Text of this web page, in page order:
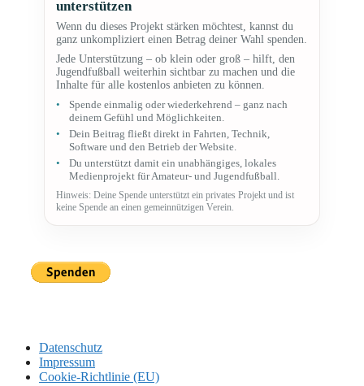
unterstützen
Wenn du dieses Projekt stärken möchtest, kannst du
ganz unkompliziert einen Betrag deiner Wahl spenden.
Jede Unterstützung – ob klein oder groß – hilft, den
Jugendfußball weiterhin sichtbar zu machen und die
Inhalte für alle kostenlos anbieten zu können.
Spende einmalig oder wiederkehrend – ganz nach
deinem Gefühl und Möglichkeiten.
Dein Beitrag fließt direkt in Fahrten, Technik,
Software und den Betrieb der Website.
Du unterstützt damit ein unabhängiges, lokales
Medienprojekt für Amateur- und Jugendfußball.
Hinweis: Deine Spende unterstützt ein privates Projekt und ist
keine Spende an einen gemeinnützigen Verein.
Datenschutz
Impressum
Cookie-Richtlinie (EU)